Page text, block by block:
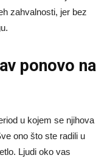
zahvalnosti, jer bez
ponovo na
u kojem se njihova
ono što ste radili u
Ljudi oko vas